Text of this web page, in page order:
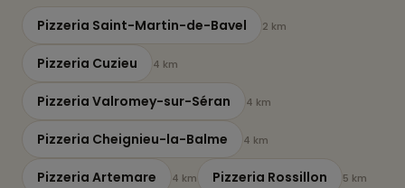
Pizzeria Saint-Martin-de-Bavel 2 km
Pizzeria Cuzieu 4 km
Pizzeria Valromey-sur-Séran 4 km
Pizzeria Cheignieu-la-Balme 4 km
Pizzeria Artemare 4 km Pizzeria Rossillon 5 km